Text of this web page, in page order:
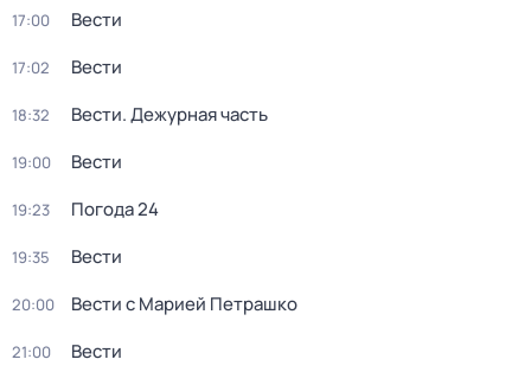
17:00 Вести
17:02 Вести
18:32 Вести. Дежурная часть
19:00 Вести
19:23 Погода 24
19:35 Вести
20:00 Вести с Марией Петрашко
21:00 Вести